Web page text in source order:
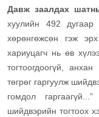
Давж заалдах
хуулийн 492 дугаар
хөрөнгөжсөн гэж
хариуцагч нь өв
тогтоогдоогүй,
төгрөг гаргуулж
гомдол
шийдвэрийн тогтоох